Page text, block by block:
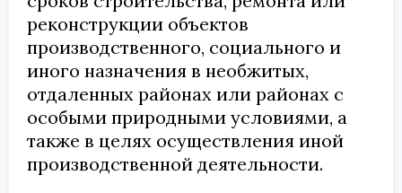
реконструкции объектов
производственного, социального и
иного назначения в необжитых,
отдаленных районах или районах с
особыми природными условиями, а
также в целях осуществления иной
производственной деятельности.